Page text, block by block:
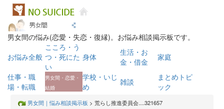
男女間の悩み(恋愛・失恋・復縁)。お悩み相談掲示板です。
お悩み全般
こころ・う
つ・死にた
い
身体
生活・お
金・借金
家庭
仕事・職
場・転職
男女間・恋愛・
結婚
学校・いじ
め
雑談
まとめトピ
ック
男女間｜悩み相談掲示板 > 荒らし推進委員会....321657